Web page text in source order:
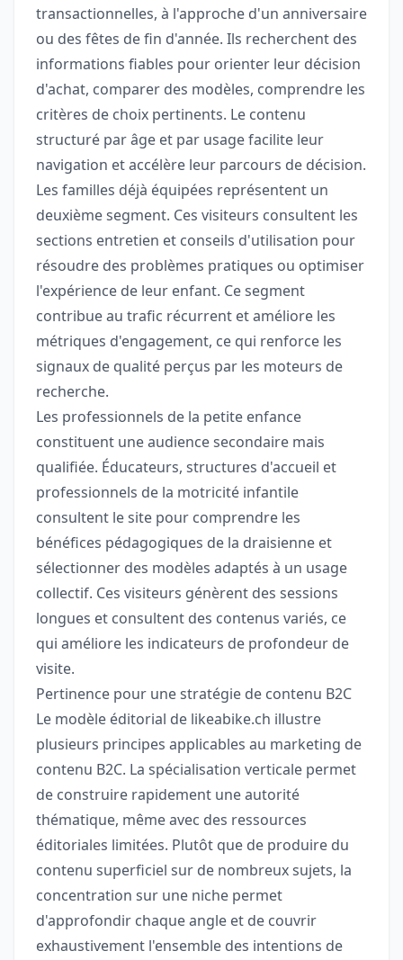
transactionnelles, à l'approche d'un anniversaire
ou des fêtes de fin d'année. Ils recherchent des
informations fiables pour orienter leur décision
d'achat, comparer des modèles, comprendre les
critères de choix pertinents. Le contenu
structuré par âge et par usage facilite leur
navigation et accélère leur parcours de décision.
Les familles déjà équipées représentent un
deuxième segment. Ces visiteurs consultent les
sections entretien et conseils d'utilisation pour
résoudre des problèmes pratiques ou optimiser
l'expérience de leur enfant. Ce segment
contribue au trafic récurrent et améliore les
métriques d'engagement, ce qui renforce les
signaux de qualité perçus par les moteurs de
recherche.
Les professionnels de la petite enfance
constituent une audience secondaire mais
qualifiée. Éducateurs, structures d'accueil et
professionnels de la motricité infantile
consultent le site pour comprendre les
bénéfices pédagogiques de la draisienne et
sélectionner des modèles adaptés à un usage
collectif. Ces visiteurs génèrent des sessions
longues et consultent des contenus variés, ce
qui améliore les indicateurs de profondeur de
visite.
Pertinence pour une stratégie de contenu B2C
Le modèle éditorial de likeabike.ch illustre
plusieurs principes applicables au marketing de
contenu B2C. La spécialisation verticale permet
de construire rapidement une autorité
thématique, même avec des ressources
éditoriales limitées. Plutôt que de produire du
contenu superficiel sur de nombreux sujets, la
concentration sur une niche permet
d'approfondir chaque angle et de couvrir
exhaustivement l'ensemble des intentions de